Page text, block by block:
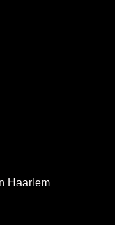
Haarlem